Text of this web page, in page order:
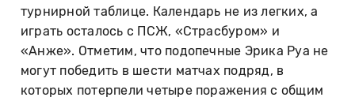
турнирной таблице. Календарь не из легких, а
играть осталось с ПСЖ, «Страсбуром» и
«Анже». Отметим, что подопечные Эрика Руа не
могут победить в шести матчах подряд, в
которых потерпели четыре поражения с общим